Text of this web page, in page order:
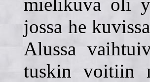
jossa he
Alussa
tuskin voitiin